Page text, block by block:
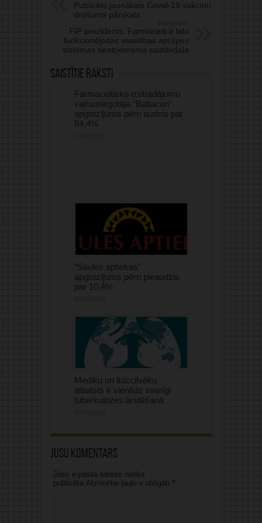
Publicēts jaunākais Covid-19 vakcīnu
drošuma pārskats
FIP prezidents: Farmaceiti ir labi
funkcionējošas veselības aprūpes
sistēmas neatņemama sastāvdaļa
Saistītie raksti
Farmaceitisko izstrādājumu
vairumtirgotāja “Baltacon”
apgrozījums pērn audzis par
84,4%
“Saules aptiekas”
apgrozījums pērn pieaudzis
par 10,4%
Mediķu un līdzcilvēku
atbalsts ir vienlīdz svarīgi
tuberkulozes ārstēšanā
Jūsu komentārs
Jūsu e-pasta adrese netiks
publicēta.Atzīmētie lauki ir obligāti *